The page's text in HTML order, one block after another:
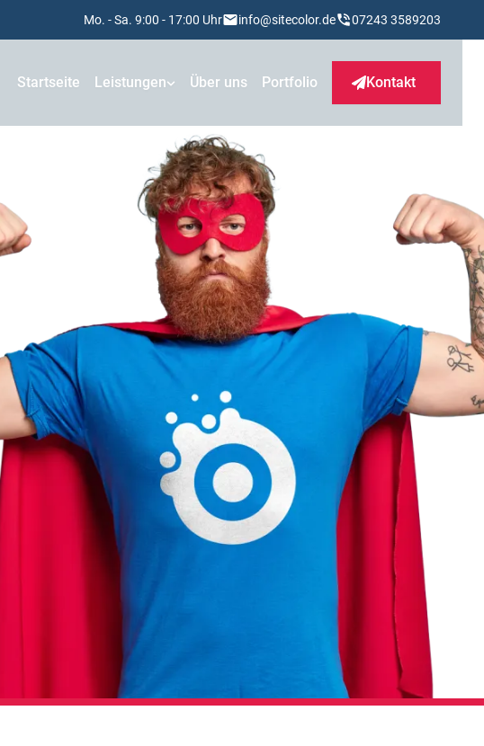
Mo. - Sa. 9:00 - 17:00 Uhr info@sitecolor.de 07243 3589203
Startseite Leistungen Über uns Portfolio Kontakt